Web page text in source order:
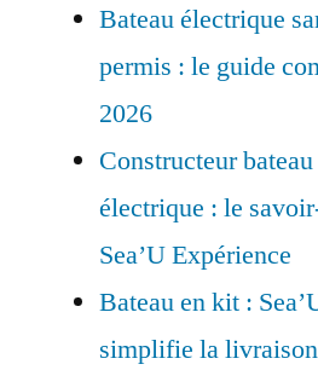
Bateau électrique
permis : le guide
2026
Constructeur bateau
électrique : le
Sea’U Expérience
Bateau en kit :
simplifie la